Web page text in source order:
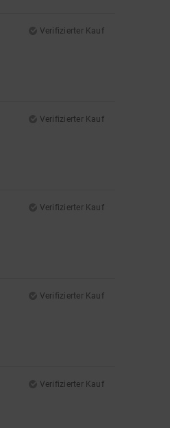
Verifizierter Kauf
Verifizierter Kauf
Verifizierter Kauf
Verifizierter Kauf
Verifizierter Kauf